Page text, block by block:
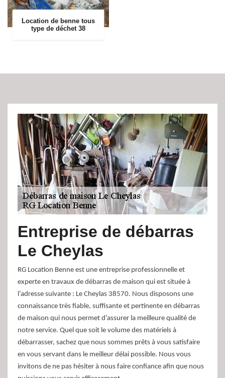
Location de benne tous
type de déchet 38
Entreprise de débarras
Le Cheylas
RG Location Benne est une entreprise professionnelle et
experte en travaux de débarras de maison qui est située à
l’adresse suivante : Le Cheylas 38570. Nous disposons une
connaissance très fiable, suffisante et pertinente en débarras
de maison qui nous permet d’assurer la meilleure qualité de
notre service. Quel que soit le volume des matériels à
débarrasser, sachez que nous sommes prêts à vous satisfaire
en vous servant dans le meilleur délai possible. Nous vous
invitons de ne pas hésiter à nous faire confiance afin que nous